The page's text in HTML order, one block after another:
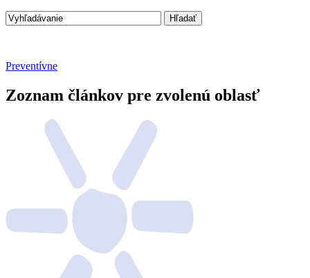
Preventívne
Zoznam článkov pre zvolenú oblasť